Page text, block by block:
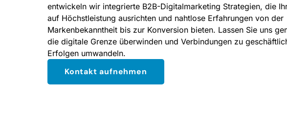
entwickeln wir integrierte B2B-Digitalmarketing Strategien, die
auf Höchstleistung ausrichten und nahtlose Erfahrungen von der
Markenbekanntheit bis zur Konversion bieten. Lassen Sie uns
die digitale Grenze überwinden und Verbindungen zu
Erfolgen umwandeln.
Kontakt aufnehmen